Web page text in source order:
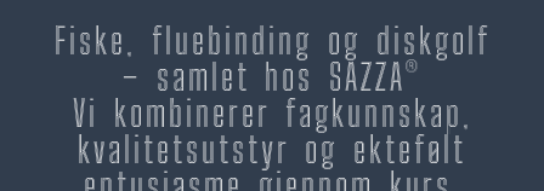
Fiske, fluebinding og diskgolf
– samlet hos SAZZA®
Vi kombinerer fagkunnskap,
kvalitetsutstyr og ektefølt